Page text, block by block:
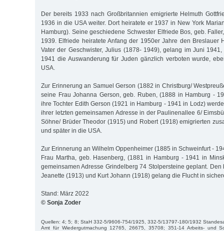
Der bereits 1933 nach Großbritannien emigrierte Helmuth
1936 in die USA weiter. Dort heiratete er 1937 in New York
Hamburg). Seine geschiedene Schwester Elfriede Bos, geb.
1939. Elfriede heiratete Anfang der 1950er Jahre den Breslauer
Vater der Geschwister, Julius (1878- 1949), gelang im Juni
1941 die Auswanderung für Juden gänzlich verboten wurde,
USA.
Zur Erinnerung an Samuel Gerson (1882 in Christburg/
seine Frau Johanna Gerson, geb. Ruben, (1888 in Hamburg -
ihre Tochter Edith Gerson (1921 in Hamburg - 1941 in Lodz)
ihrer letzten gemeinsamen Adresse in der Paulinenallee 6/
Söhne/ Brüder Theodor (1915) und Robert (1918) emigrierten
und später in die USA.
Zur Erinnerung an Wilhelm Oppenheimer (1885 in Schweinfurt -
Frau Martha, geb. Hasenberg, (1881 in Hamburg - 1941 in
gemeinsamen Adresse Grindelberg 74 Stolpersteine geplant.
Jeanette (1913) und Kurt Johann (1918) gelang die Flucht in
Stand: März 2022
© Sonja Zoder
Quellen: 4; 5; 8; StaH 332-5/9606-754/1925, 332-5/13797-180/1932
Amt für Wiedergutmachung 12765, 26675, 35708; 351-14 Arbeits- und